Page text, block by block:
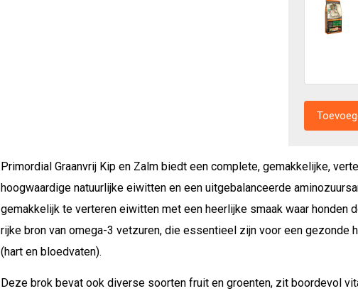
Primordial Graanvrij Kip en Zalm biedt een complete, gemakkelijke,
hoogwaardige natuurlijke eiwitten en een uitgebalanceerde
gemakkelijk te verteren eiwitten met een heerlijke smaak waar honden
rijke bron van omega-3 vetzuren, die essentieel zijn voor een gezonde
(hart en bloedvaten).
Deze brok bevat ook diverse soorten fruit en groenten, zit boordevol